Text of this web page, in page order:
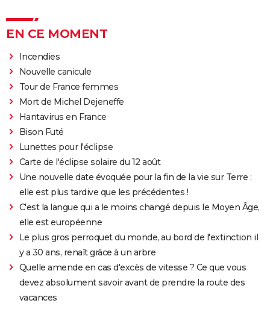
EN CE MOMENT
Incendies
Nouvelle canicule
Tour de France femmes
Mort de Michel Dejeneffe
Hantavirus en France
Bison Futé
Lunettes pour l'éclipse
Carte de l'éclipse solaire du 12 août
Une nouvelle date évoquée pour la fin de la vie sur Terre :
elle est plus tardive que les précédentes !
C'est la langue qui a le moins changé depuis le Moyen Âge,
elle est européenne
Le plus gros perroquet du monde, au bord de l'extinction il
y a 30 ans, renaît grâce à un arbre
Quelle amende en cas d'excès de vitesse ? Ce que vous
devez absolument savoir avant de prendre la route des
vacances